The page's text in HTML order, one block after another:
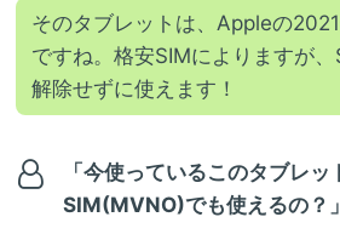
そのタブレットは、Appleの
ですね。格安SIMによりますが、
解除せずに使えます！
「今使っているこのタブレッ
SIM(MVNO)でも使えるの？」